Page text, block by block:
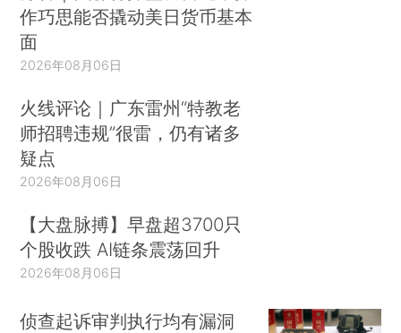
作巧思能否撬动美日货币基本
面
2026年08月06日
火线评论｜广东雷州“特教老
师招聘违规”很雷，仍有诸多
疑点
2026年08月06日
【大盘脉搏】早盘超3700只
个股收跌 AI链条震荡回升
2026年08月06日
侦查起诉审判执行均有漏洞